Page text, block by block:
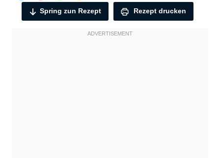
Spring zun Rezept Rezept drucken